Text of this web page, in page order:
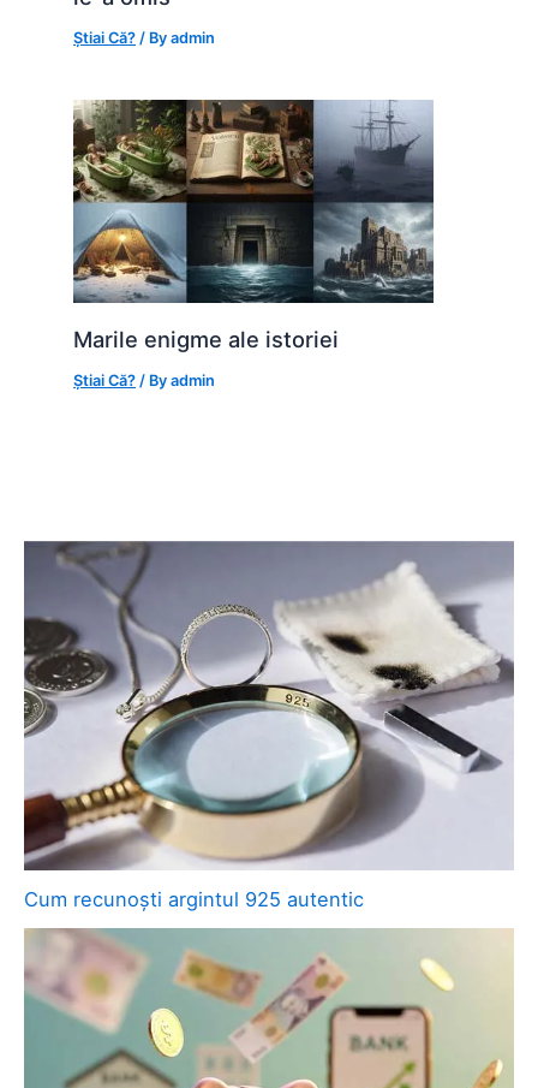
Știai Că? / Byadmin
Marile enigme ale istoriei
Știai Că? / Byadmin
Cum recunoști argintul 925 autentic